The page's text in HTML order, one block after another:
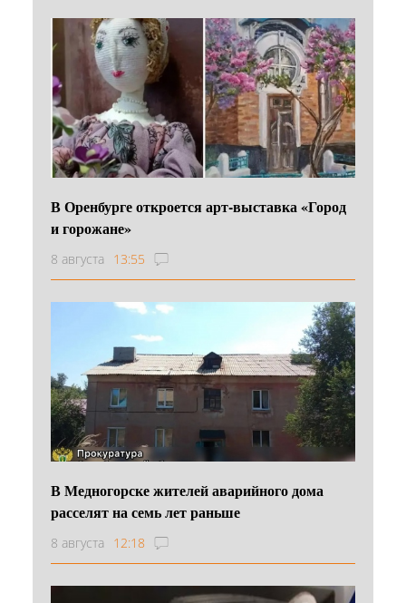
В Оренбурге откроется арт-выставка «Город
и горожане»
8 августа 13:55
В Медногорске жителей аварийного дома
расселят на семь лет раньше
8 августа 12:18